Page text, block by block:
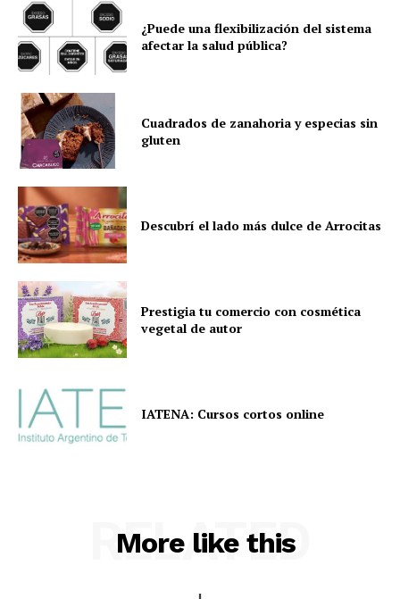
¿Puede una flexibilización del sistema
afectar la salud pública?
Cuadrados de zanahoria y especias sin
gluten
Descubrí el lado más dulce de Arrocitas
Prestigia tu comercio con cosmética
vegetal de autor
IATENA: Cursos cortos online
More like this
RELATED